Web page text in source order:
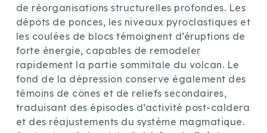
de réorganisations structurelles profondes. Les
dépôts de ponces, les niveaux pyroclastiques et
les coulées de blocs témoignent d’éruptions de
forte énergie, capables de remodeler
rapidement la partie sommitale du volcan. Le
fond de la dépression conserve également des
témoins de cônes et de reliefs secondaires,
traduisant des épisodes d’activité post-caldera
et des réajustements du système magmatique.